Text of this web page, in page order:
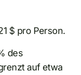
$ pro Person.
des
auf etwa